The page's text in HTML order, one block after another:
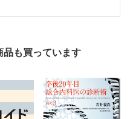
品も買っています